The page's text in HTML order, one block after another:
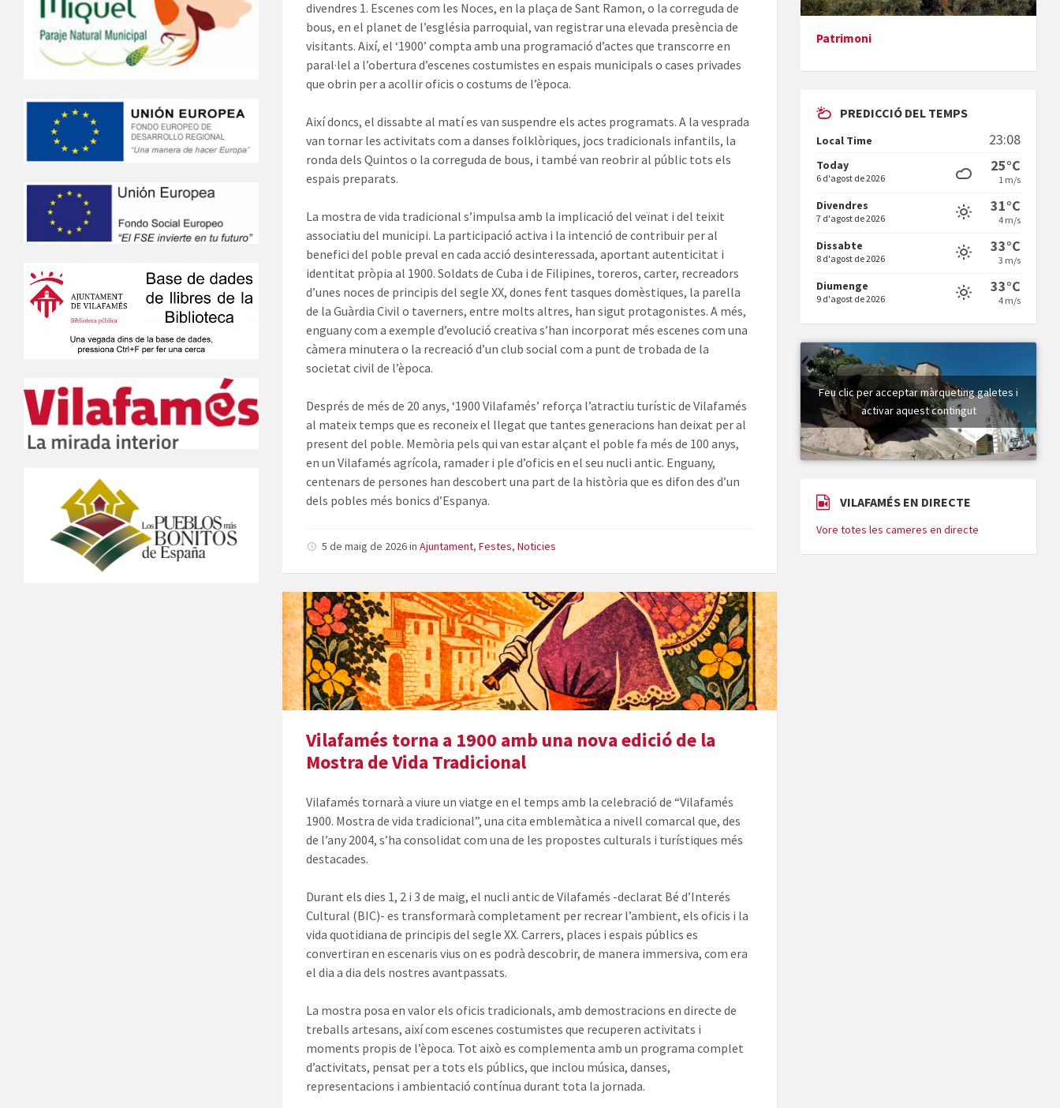
divendres 1. Escenes com les Noces, en la plaça de Sant Ramon, o la correguda de
bous, en el planet de l’església parroquial, van registrar una elevada presència de
visitants. Així, el ‘1900’ compta amb una programació d’actes que transcorre en
paral·lel a l’obertura d’escenes costumistes en espais municipals o cases privades
que obrin per a acollir oficis o costums de l’època.
Així doncs, el dissabte al matí es van suspendre els actes programats. A la vesprada
van tornar les activitats com a danses folklòriques, jocs tradicionals infantils, la
ronda dels Quintos o la correguda de bous, i també van reobrir al públic tots els
espais preparats.
La mostra de vida tradicional s’impulsa amb la implicació del veïnat i del teixit
associatiu del municipi. La participació activa i la intenció de contribuir per al
benefici del poble preval en cada acció desinteressada, aportant autenticitat i
identitat pròpia al 1900. Soldats de Cuba i de Filipines, toreros, carter, recreadors
d’unes noces de principis del segle XX, dones fent tasques domèstiques, la parella
de la Guàrdia Civil o taverners, entre molts altres, han sigut protagonistes. A més,
enguany com a exemple d’evolució creativa s’han incorporat més escenes com una
càmera minutera o la recreació d’un club social com a punt de trobada de la
societat civil de l’època.
Després de més de 20 anys, ‘1900 Vilafamés’ reforça l’atractiu turístic de Vilafamés
al mateix temps que es reconeix el llegat que tantes generacions han deixat per al
present del poble. Memòria pels qui van estar alçant el poble fa més de 100 anys,
en un Vilafamés agrícola, ramader i ple d’oficis en el seu nucli antic. Enguany,
centenars de persones han descobert una part de la història que es difon des d’un
dels pobles més bonics d’Espanya.
5 de maig de 2026inAjuntament,Festes,Noticies
Vilafamés torna a 1900 amb una nova edició de la
Mostra de Vida Tradicional
Vilafamés tornarà a viure un viatge en el temps amb la celebració de “Vilafamés
1900. Mostra de vida tradicional”, una cita emblemàtica a nivell comarcal que, des
de l’any 2004, s’ha consolidat com una de les propostes culturals i turístiques més
destacades.
Durant els dies 1, 2 i 3 de maig, el nucli antic de Vilafamés -declarat Bé d’Interés
Cultural (BIC)- es transformarà completament per recrear l’ambient, els oficis i la
vida quotidiana de principis del segle XX. Carrers, places i espais públics es
convertiran en escenaris vius on es podrà descobrir, de manera immersiva, com era
el dia a dia dels nostres avantpassats.
La mostra posa en valor els oficis tradicionals, amb demostracions en directe de
treballs artesans, així com escenes costumistes que recuperen activitats i
moments propis de l’època. Tot això es complementa amb un programa complet
d’activitats, pensat per a tots els públics, que inclou música, danses,
representacions i ambientació contínua durant tota la jornada.
mare&quot;, d'Emma Zafon
En Bum
Vermuts a la Font. Hit parit
Patrimoni
PREDICCIÓ DEL TEMPS
Local Time 23:08
Today
6 d'agost de 2026
25°C
1 m/s
Divendres
7 d'agost de 2026
31°C
4 m/s
Dissabte
8 d'agost de 2026
33°C
3 m/s
Diumenge
9 d'agost de 2026
33°C
4 m/s
Feu clic per acceptar màrqueting galetes i
activar aquest contingut
VILAFAMÉS EN DIRECTE
Vore totes les cameres en directe